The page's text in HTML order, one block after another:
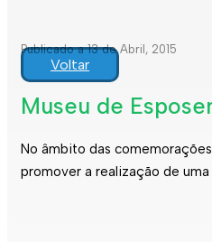
Publicado a 13 de Abril, 2015
Voltar
Museu de
No âmbito das
promover a realização de uma